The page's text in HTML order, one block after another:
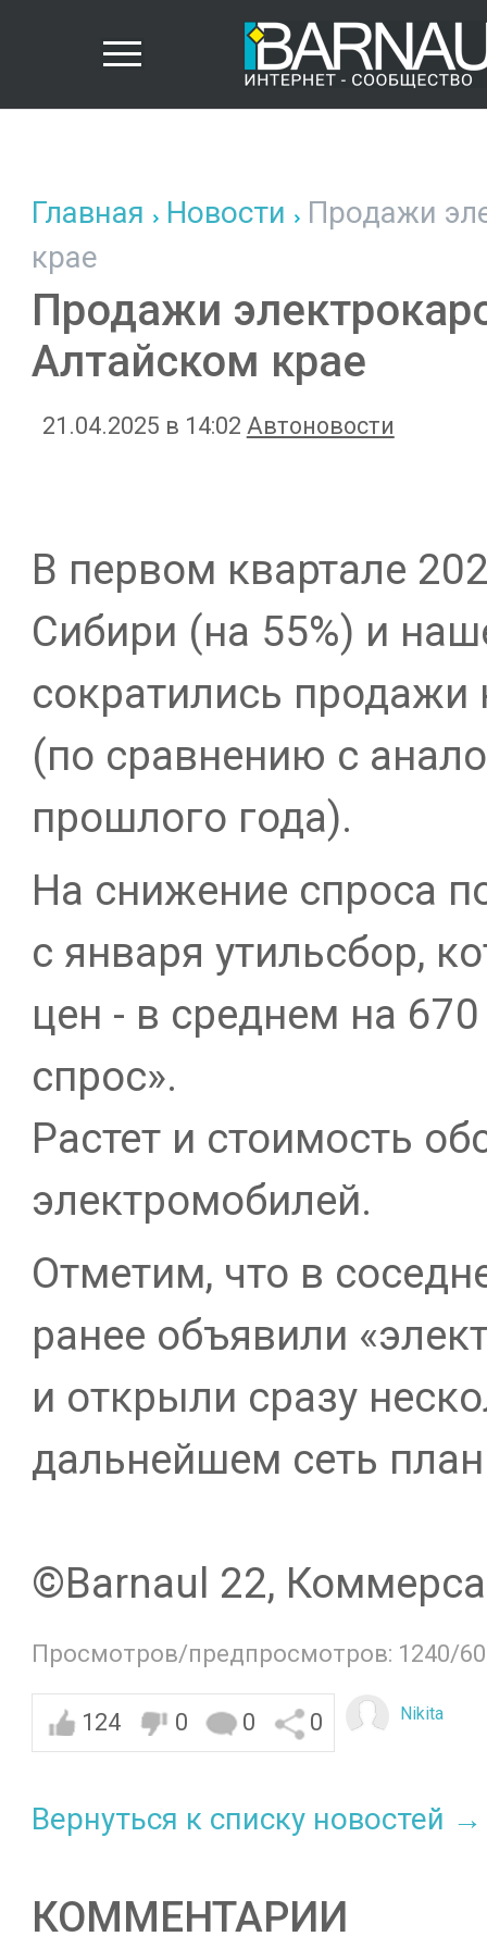
Главная Новости Продажи
крае
Продажи
Алтайском крае
21.04.2025 в 14:02 Автоновости
В первом квартале
Сибири (на 55%) и
сократились
(по сравнению с
прошлого года).
На снижение спроса
с января утильсбор,
цен - в среднем на
спрос».
Растет и стоимость
электромобилей.
Отметим, что в
ранее объявили
и открыли сразу
дальнейшем сеть
©️Barnaul 22,
Просмотров/предпросмотров: 1240/
124 0 0 0 Nikita
Вернуться к списку новостей →
КОММЕНТАРИИ